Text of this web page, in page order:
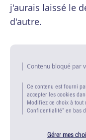
j'aurais laissé le
d'autre.
Contenu bloqué par
Ce contenu est fourni
accepter les cookies
Modifiez ce choix à tout
Confidentialité" en bas
Gérer mes